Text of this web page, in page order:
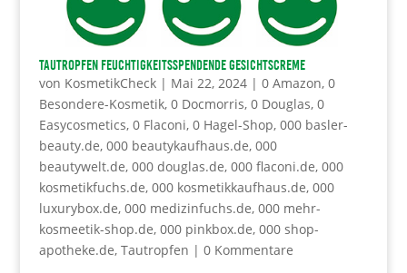
TAUTROPFEN Feuchtigkeitsspendende Gesichtscreme
von KosmetikCheck| Mai 22, 2024| 0 Amazon, 0
Besondere-Kosmetik, 0 Docmorris, 0 Douglas, 0
Easycosmetics, 0 Flaconi, 0 Hagel-Shop, 000 basler-
beauty.de, 000 beautykaufhaus.de, 000
beautywelt.de, 000 douglas.de, 000 flaconi.de, 000
kosmetikfuchs.de, 000 kosmetikkaufhaus.de, 000
luxurybox.de, 000 medizinfuchs.de, 000 mehr-
kosmeetik-shop.de, 000 pinkbox.de, 000 shop-
apotheke.de, Tautropfen | 0 Kommentare